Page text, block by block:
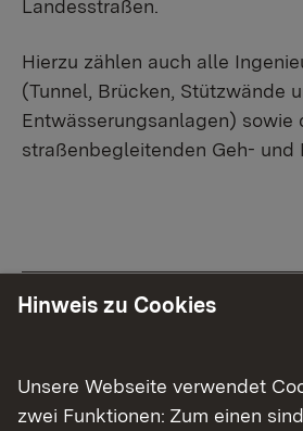
Landesstraßen.
Hierzu zählen auch alle
(Tunnel, Brücken, Stützwände
Entwässerungsanlagen) sowie
straßenbegleitenden Geh- und
Straßenbaumaßnahmen
Für ein leistungsfähiges
Hinweis zu Cookies
Unsere Webseite verwendet
zwei Funktionen: Zum einen